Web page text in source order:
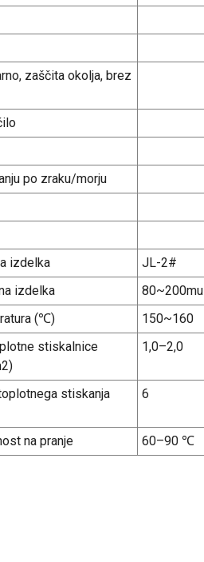
zaščita okolja, brez
po zraku/morju
izdelka
JL-2#
izdelka
80~200mu
(℃)
150~160
stiskalnice
1,0–2,0
stiskanja 6
na pranje 60–90 ℃